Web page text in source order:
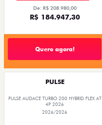
De: R$ 208.980,00
R$ 184.947,30
Quero agora!
PULSE
PULSE AUDACE TURBO 200 HYBRID FLEX AT
4P 2026
2026/2026